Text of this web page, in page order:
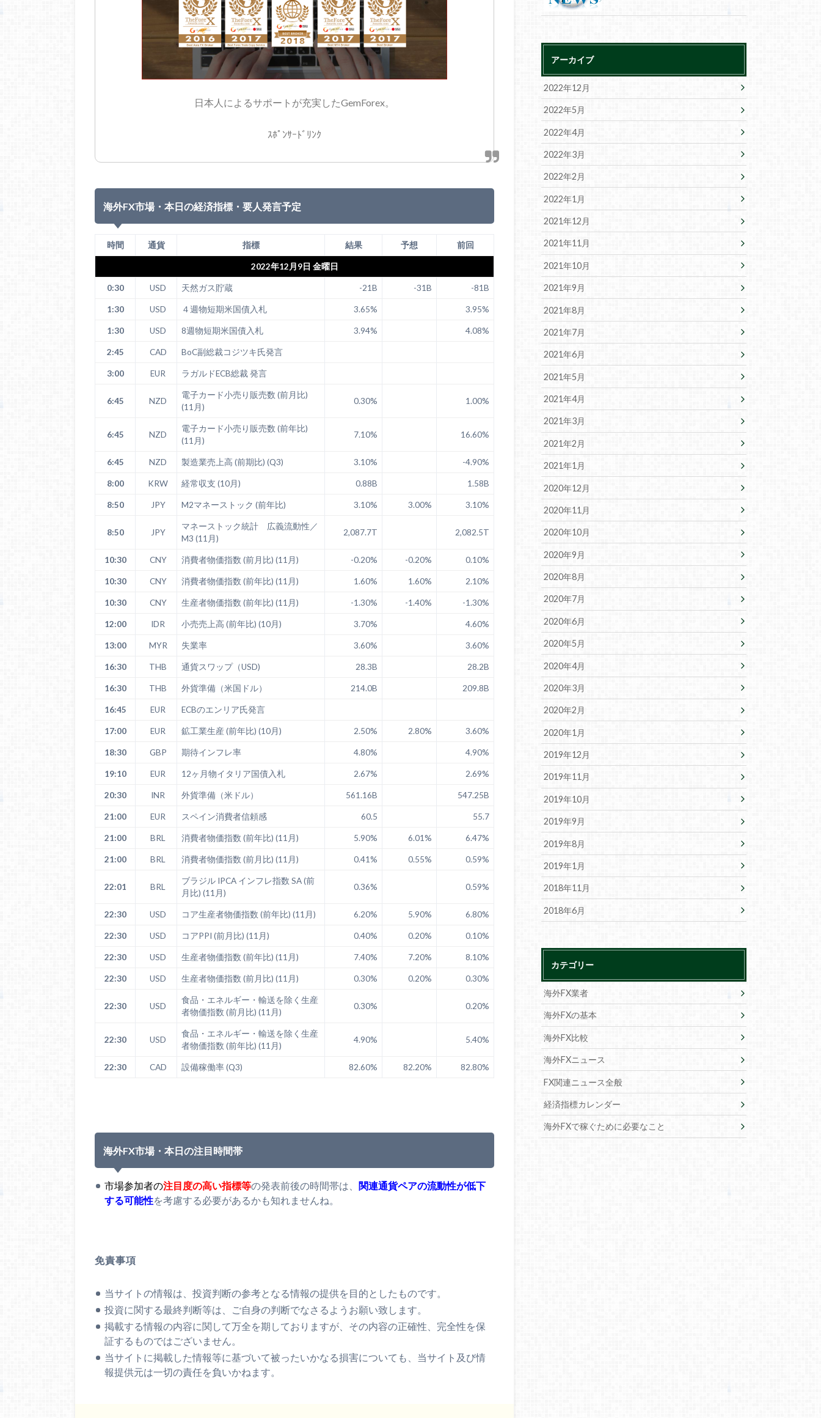
日本人によるサポートが充実したGemForex。
ｽﾎﾟﾝｻｰﾄﾞﾘﾝｸ
海外FX市場・本日の経済指標・要人発言予定
時間 通貨 指標 結果 予想 前回
2022年12月9日 金曜日
0:30 USD 天然ガス貯蔵 -21B -31B -81B
1:30 USD ４週物短期米国債入札 3.65% 3.95%
1:30 USD 8週物短期米国債入札 3.94% 4.08%
2:45 CAD BoC副総裁コジツキ氏発言
3:00 EUR ラガルドECB総裁 発言
6:45 NZD
電子カード小売り販売数 (前月比)
(11月)
0.30% 1.00%
6:45 NZD
電子カード小売り販売数 (前年比)
(11月)
7.10% 16.60%
6:45 NZD 製造業売上高 (前期比) (Q3) 3.10% -4.90%
8:00 KRW 経常収支 (10月) 0.88B 1.58B
8:50 JPY M2マネーストック (前年比) 3.10% 3.00% 3.10%
8:50 JPY
マネーストック統計 広義流動性／
M3 (11月)
2,087.7T 2,082.5T
10:30 CNY 消費者物価指数 (前月比) (11月) -0.20% -0.20% 0.10%
10:30 CNY 消費者物価指数 (前年比) (11月) 1.60% 1.60% 2.10%
10:30 CNY 生産者物価指数 (前年比) (11月) -1.30% -1.40% -1.30%
12:00 IDR 小売売上高 (前年比) (10月) 3.70% 4.60%
13:00 MYR 失業率 3.60% 3.60%
16:30 THB 通貨スワップ（USD) 28.3B 28.2B
16:30 THB 外貨準備（米国ドル） 214.0B 209.8B
16:45 EUR ECBのエンリア氏発言
17:00 EUR 鉱工業生産 (前年比) (10月) 2.50% 2.80% 3.60%
18:30 GBP 期待インフレ率 4.80% 4.90%
19:10 EUR 12ヶ月物イタリア国債入札 2.67% 2.69%
20:30 INR 外貨準備（米ドル） 561.16B 547.25B
21:00 EUR スペイン消費者信頼感 60.5 55.7
21:00 BRL 消費者物価指数 (前年比) (11月) 5.90% 6.01% 6.47%
21:00 BRL 消費者物価指数 (前月比) (11月) 0.41% 0.55% 0.59%
22:01 BRL
ブラジル IPCA インフレ指数 SA (前
月比) (11月)
0.36% 0.59%
22:30 USD コア生産者物価指数 (前年比) (11月) 6.20% 5.90% 6.80%
22:30 USD コアPPI (前月比) (11月) 0.40% 0.20% 0.10%
22:30 USD 生産者物価指数 (前年比) (11月) 7.40% 7.20% 8.10%
22:30 USD 生産者物価指数 (前月比) (11月) 0.30% 0.20% 0.30%
22:30 USD
食品・エネルギー・輸送を除く生産
者物価指数 (前月比) (11月)
0.30% 0.20%
22:30 USD
食品・エネルギー・輸送を除く生産
者物価指数 (前年比) (11月)
4.90% 5.40%
22:30 CAD 設備稼働率 (Q3) 82.60% 82.20% 82.80%
海外FX市場・本日の注目時間帯
市場参加者の注目度の高い指標等の発表前後の時間帯は、 関連通貨ペアの流動性が低下
する可能性を考慮する必要があるかも知れませんね。
免責事項
当サイトの情報は、投資判断の参考となる情報の提供を目的としたものです。
投資に関する最終判断等は、ご自身の判断でなさるようお願い致します。
掲載する情報の内容に関して万全を期しておりますが、その内容の正確性、完全性を保
証するものではございません。
当サイトに掲載した情報等に基づいて被ったいかなる損害についても、当サイト及び情
報提供元は一切の責任を負いかねます。
アーカイブ
2022年12月
2022年5月
2022年4月
2022年3月
2022年2月
2022年1月
2021年12月
2021年11月
2021年10月
2021年9月
2021年8月
2021年7月
2021年6月
2021年5月
2021年4月
2021年3月
2021年2月
2021年1月
2020年12月
2020年11月
2020年10月
2020年9月
2020年8月
2020年7月
2020年6月
2020年5月
2020年4月
2020年3月
2020年2月
2020年1月
2019年12月
2019年11月
2019年10月
2019年9月
2019年8月
2019年1月
2018年11月
2018年6月
カテゴリー
海外FX業者
海外FXの基本
海外FX比較
海外FXニュース
FX関連ニュース全般
経済指標カレンダー
海外FXで稼ぐために必要なこと